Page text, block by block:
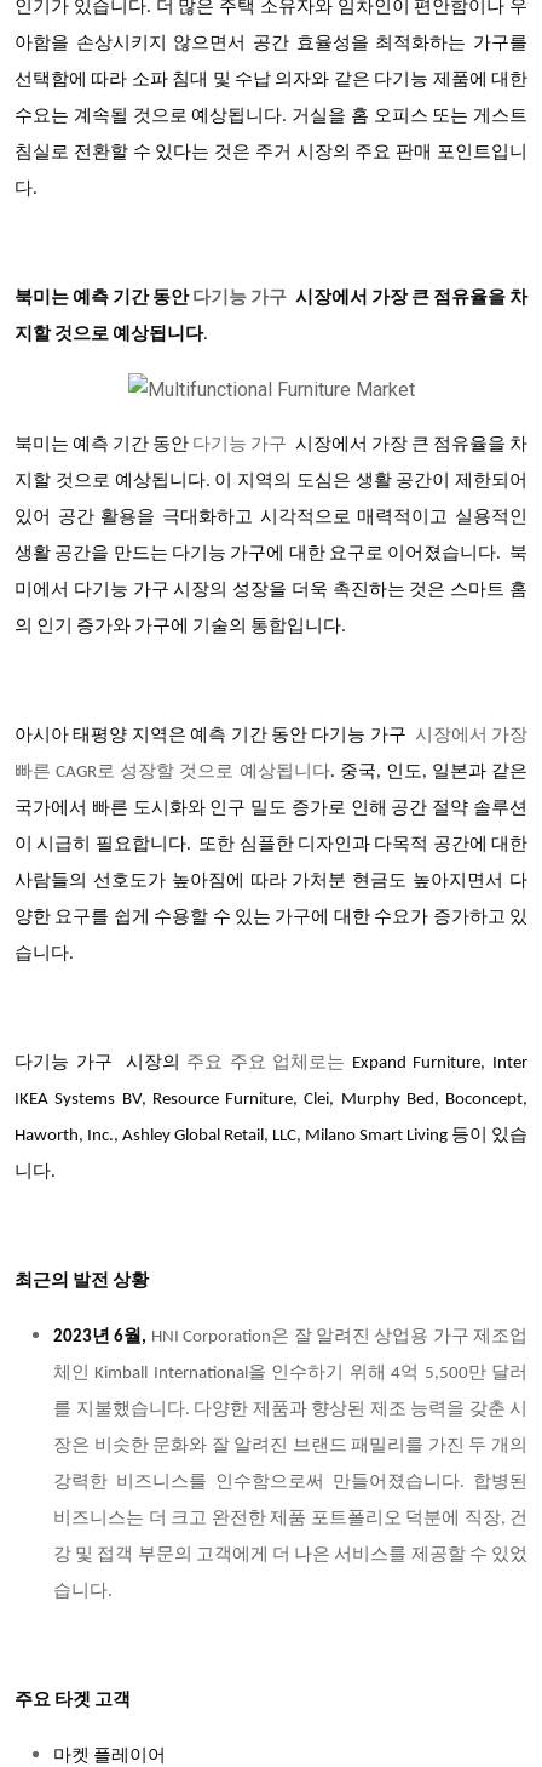
인기가 있습니다. 더 많은 주택 소유자와 임차인이 편안함이나 우
아함을 손상시키지 않으면서 공간 효율성을 최적화하는 가구를
선택함에 따라 소파 침대 및 수납 의자와 같은 다기능 제품에 대한
수요는 계속될 것으로 예상됩니다. 거실을 홈 오피스 또는 게스트
침실로 전환할 수 있다는 것은 주거 시장의 주요 판매 포인트입니
다.
북미는 예측 기간 동안 다기능 가구 시장에서 가장 큰 점유율을 차
지할 것으로 예상됩니다.
북미는 예측 기간 동안 다기능 가구 시장에서 가장 큰 점유율을 차
지할 것으로 예상됩니다. 이 지역의 도심은 생활 공간이 제한되어
있어 공간 활용을 극대화하고 시각적으로 매력적이고 실용적인
생활 공간을 만드는 다기능 가구에 대한 요구로 이어졌습니다. 북
미에서 다기능 가구 시장의 성장을 더욱 촉진하는 것은 스마트 홈
의 인기 증가와 가구에 기술의 통합입니다.
아시아 태평양 지역은 예측 기간 동안 다기능 가구 시장에서 가장
빠른 CAGR로 성장할 것으로 예상됩니다. 중국, 인도, 일본과 같은
국가에서 빠른 도시화와 인구 밀도 증가로 인해 공간 절약 솔루션
이 시급히 필요합니다. 또한 심플한 디자인과 다목적 공간에 대한
사람들의 선호도가 높아짐에 따라 가처분 현금도 높아지면서 다
양한 요구를 쉽게 수용할 수 있는 가구에 대한 수요가 증가하고 있
습니다.
다기능 가구 시장의 주요 주요 업체로는 Expand Furniture, Inter
IKEA Systems BV, Resource Furniture, Clei, Murphy Bed, Boconcept,
Haworth, Inc., Ashley Global Retail, LLC, Milano Smart Living 등이 있습
니다.
최근의 발전 상황
2023년 6월, HNI Corporation은 잘 알려진 상업용 가구 제조업
체인 Kimball International을 인수하기 위해 4억 5,500만 달러
를 지불했습니다. 다양한 제품과 향상된 제조 능력을 갖춘 시
장은 비슷한 문화와 잘 알려진 브랜드 패밀리를 가진 두 개의
강력한 비즈니스를 인수함으로써 만들어졌습니다. 합병된
비즈니스는 더 크고 완전한 제품 포트폴리오 덕분에 직장, 건
강 및 접객 부문의 고객에게 더 나은 서비스를 제공할 수 있었
습니다.
주요 타겟 고객
마켓 플레이어